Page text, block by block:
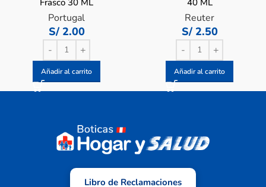
Portugal
S/2.00
Añadir al carrito
Reuter
S/2.50
Añadir al carrito
Libro de Reclamaciones